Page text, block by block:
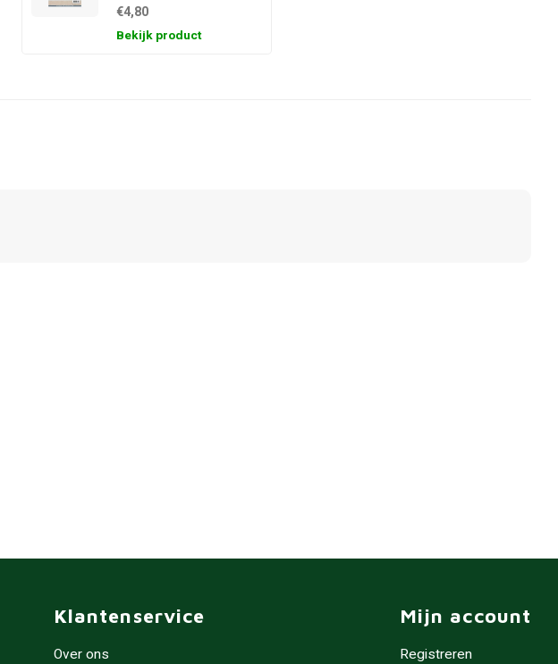
€4,80
Bekijk product
Klantenservice
Over ons
Mijn account
Registreren